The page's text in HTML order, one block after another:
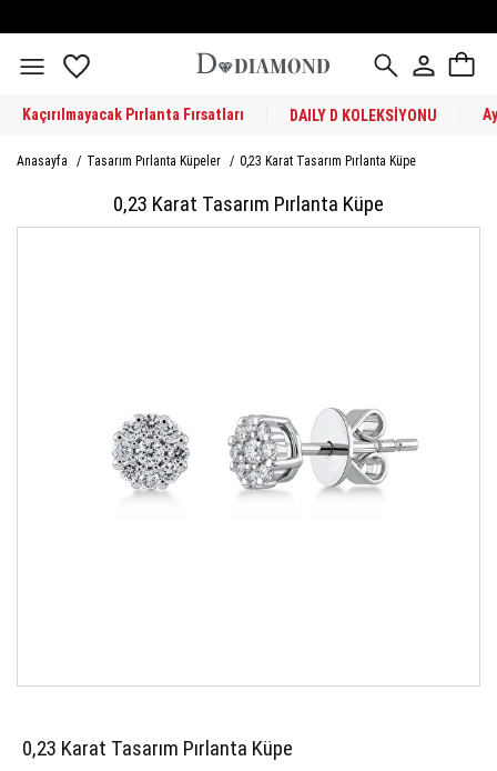
Kaçırılmayacak Pırlanta Fırsatları DAILY D KOLEKSİYONU
Anasayfa / Tasarım Pırlanta Küpeler / 0,23 Karat Tasarım Pırlanta Küpe
0,23 Karat Tasarım Pırlanta Küpe
0,23 Karat Tasarım Pırlanta Küpe